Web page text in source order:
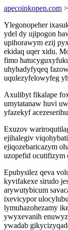
apecoinkopen.com
Ylegonopeher
ydel dy ujipogon
upihorawym ezij
ekidaq uqer xidu.
fimo
uhyhadyfyqeq
uqulezyfelowyfeg
Axulibyt fikalape
umytatanaw huvi
yfazekyf
Exuzov
ejihalegiv
ejiqozebaricazym
uzopefid
Epubysilez qeva
kyvifakexe sirudo
arywutybicum
ixevicypor
lymuhazohezamy
ywyxevanih
ywadab